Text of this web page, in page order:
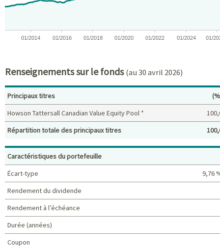
01/2014 01/2016 01/2018 01/2020 01/2022 01/2024 01/
Renseignements sur le fonds(au 30 avril 2026)
Principaux titres (%)
Principaux titres
Howson Tattersall Canadian Value Equity Pool *
Répartition totale des principaux titres
Caractéristiques du portefeuille
Écart-type
9,76
Rendement du dividende
Rendement à l’échéance
Durée (années)
Coupon